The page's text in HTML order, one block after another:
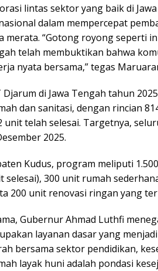
lintas sektor yang baik di
dalam mempercepat
merata. “Gotong royong seperti
telah membuktikan bahwa
nyata bersama,” tegas
Djarum di Jawa Tengah tahun
dan sanitasi, dengan rincian
unit telah selesai. Targetnya,
2025.
Kudus, program meliputi
selesai), 300 unit rumah
200 unit renovasi ringan yang
Gubernur Ahmad Luthfi
layanan dasar yang
bersama sektor pendidikan,
layak huni adalah pondasi